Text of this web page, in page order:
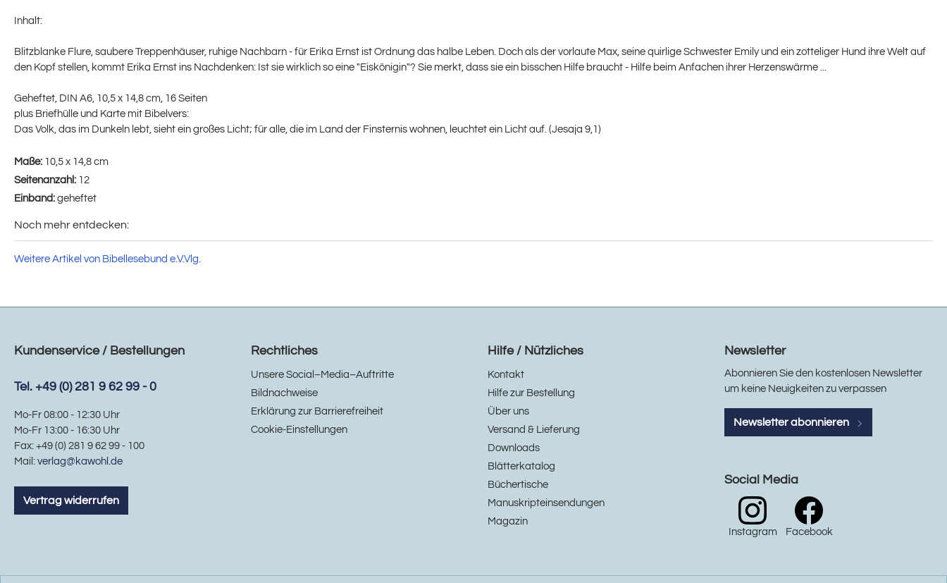
Inhalt:
Blitzblanke Flure, saubere Treppenhäuser, ruhige Nachbarn - für Erika Ernst ist Ordnung das halbe Leben. Doch als der vorlaute Max, seine quirlige Schwester Emily und ein zotteliger Hund ihre Welt auf
den Kopf stellen, kommt Erika Ernst ins Nachdenken: Ist sie wirklich so eine "Eiskönigin"? Sie merkt, dass sie ein bisschen Hilfe braucht - Hilfe beim Anfachen ihrer Herzenswärme ...
Geheftet, DIN A6, 10,5 x 14,8 cm, 16 Seiten
plus Briefhülle und Karte mit Bibelvers:
Das Volk, das im Dunkeln lebt, sieht ein großes Licht; für alle, die im Land der Finsternis wohnen, leuchtet ein Licht auf. (Jesaja 9,1)
Maße: 10,5 x 14,8 cm
Seitenanzahl: 12
Einband: geheftet
Noch mehr entdecken:
Weitere Artikel von Bibellesebund e.V.Vlg.
Kundenservice / Bestellungen
Tel. +49 (0) 281 9 62 99 - 0
Mo-Fr 08:00 - 12:30 Uhr
Mo-Fr 13:00 - 16:30 Uhr
Fax: +49 (0) 281 9 62 99 - 100
Mail: verlag@kawohl.de
Vertrag widerrufen
Rechtliches
Unsere Social–Media–Auftritte
Bildnachweise
Erklärung zur Barrierefreiheit
Cookie-Einstellungen
Hilfe / Nützliches
Kontakt
Hilfe zur Bestellung
Über uns
Versand & Lieferung
Downloads
Blätterkatalog
Büchertische
Manuskripteinsendungen
Magazin
Newsletter
Abonnieren Sie den kostenlosen Newsletter
um keine Neuigkeiten zu verpassen
Newsletter abonnieren
Social Media
Instagram Facebook